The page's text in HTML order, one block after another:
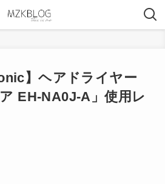
】ヘアドライヤー
ア EH-NA0J-A」使用レ